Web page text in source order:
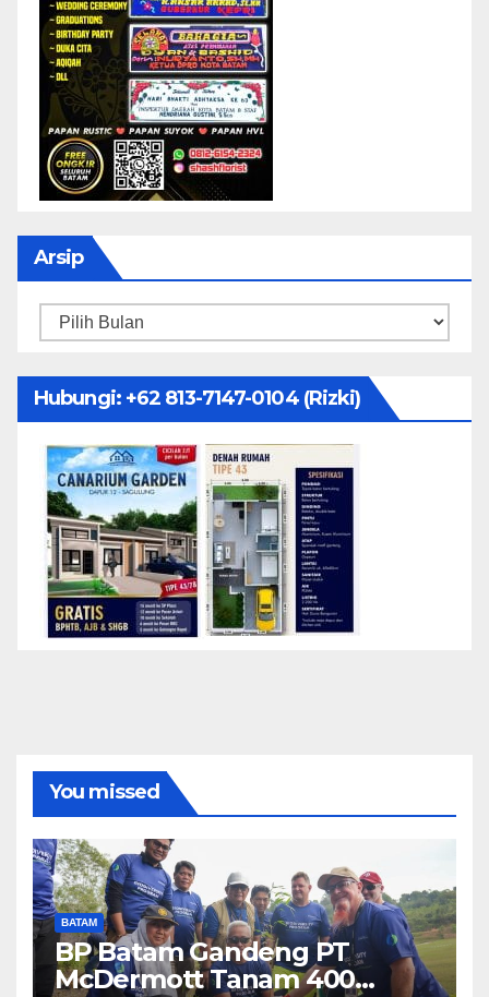
Arsip
Arsip
Hubungi: ‪+62 813-7147-0104‬ (Rizki)
You missed
BATAM
BP Batam Gandeng PT
McDermott Tanam 400